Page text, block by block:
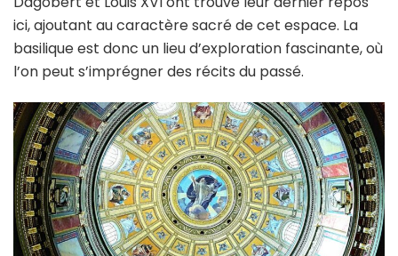
ici, ajoutant au caractère sacré de cet espace. La
basilique est donc un lieu d’exploration fascinante, où
l’on peut s’imprégner des récits du passé.